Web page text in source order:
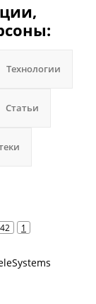
Технологии
Статьи
42 1